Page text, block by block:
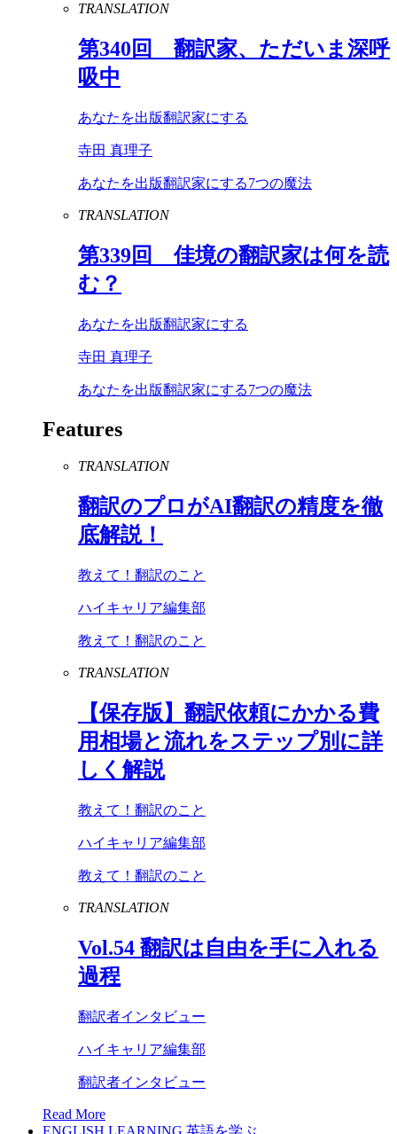
TRANSLATION
第340回 翻訳家、ただいま深呼
吸中
あなたを出版翻訳家にする
寺田 真理子
あなたを出版翻訳家にする7つの魔法
TRANSLATION
第339回 佳境の翻訳家は何を読
む？
あなたを出版翻訳家にする
寺田 真理子
あなたを出版翻訳家にする7つの魔法
Features
TRANSLATION
翻訳のプロがAI翻訳の精度を徹
底解説！
教えて！翻訳のこと
ハイキャリア編集部
教えて！翻訳のこと
TRANSLATION
【保存版】翻訳依頼にかかる費
用相場と流れをステップ別に詳
しく解説
教えて！翻訳のこと
ハイキャリア編集部
教えて！翻訳のこと
TRANSLATION
Vol.54 翻訳は自由を手に入れる
過程
翻訳者インタビュー
ハイキャリア編集部
翻訳者インタビュー
Read More
ENGLISH LEARNING 英語を学ぶ